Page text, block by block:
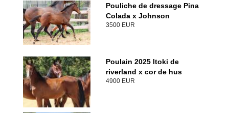
Pouliche de dressage Pina
Colada x Johnson
3500 EUR
Poulain 2025 Itoki de
riverland x cor de hus
4900 EUR